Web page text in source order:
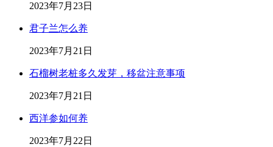
2023年7月23日
君子兰怎么养
2023年7月21日
石榴树老桩多久发芽，移盆注意事项
2023年7月21日
西洋参如何养
2023年7月22日